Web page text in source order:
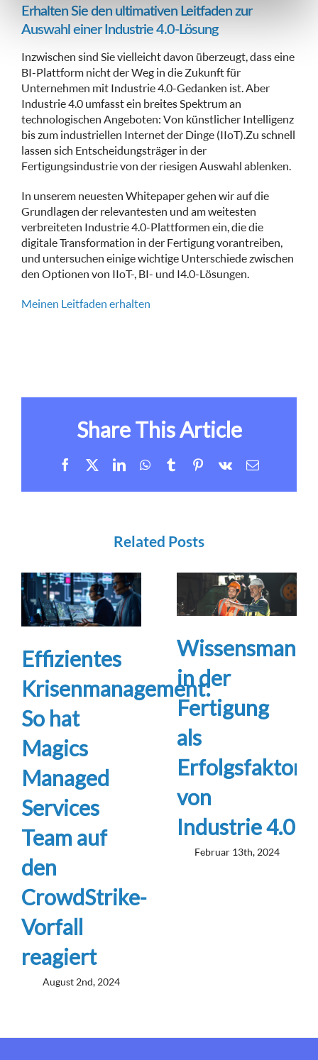
Erhalten Sie den ultimativen Leitfaden zur
Auswahl einer Industrie 4.0-Lösung
Inzwischen sind Sie vielleicht davon überzeugt, dass eine
BI-Plattform nicht der Weg in die Zukunft für
Unternehmen mit Industrie 4.0-Gedanken ist. Aber
Industrie 4.0 umfasst ein breites Spektrum an
technologischen Angeboten: Von künstlicher Intelligenz
bis zum industriellen Internet der Dinge (IIoT).Zu schnell
lassen sich Entscheidungsträger in der
Fertigungsindustrie von der riesigen Auswahl ablenken.
In unserem neuesten Whitepaper gehen wir auf die
Grundlagen der relevantesten und am weitesten
verbreiteten Industrie 4.0-Plattformen ein, die die
digitale Transformation in der Fertigung vorantreiben,
und untersuchen einige wichtige Unterschiede zwischen
den Optionen von IIoT-, BI- und I4.0-Lösungen.
Meinen Leitfaden erhalten
Share This Article
Facebook LinkedInWhatsApp
TumblrPinterest
Vk Email
Related Posts
Effizientes
Krisenmanagement:
So hat
Magics
Managed
Services
Team auf
den
CrowdStrike-
Vorfall
reagiert
August 2nd, 2024
in der
Fertigung
als
Erfolgsfaktor
von
Industrie 4.0
Februar 13th, 2024